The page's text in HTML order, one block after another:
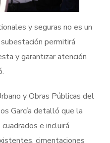
y seguras no es un
permitirá
y garantizar atención
y Obras Públicas del
García detalló que la
e incluirá
cimentaciones